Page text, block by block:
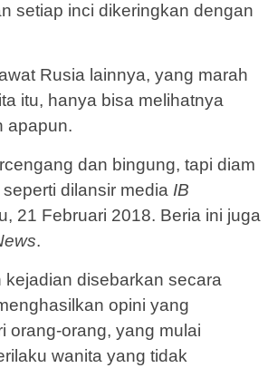
setiap inci dikeringkan dengan
Rusia lainnya, yang marah
itu, hanya bisa melihatnya
apapun.
dan bingung, tapi diam
dilansir media IB
21 Februari 2018. Beria ini juga
.
kejadian disebarkan secara
opini yang
orang-orang, yang mulai
wanita yang tidak